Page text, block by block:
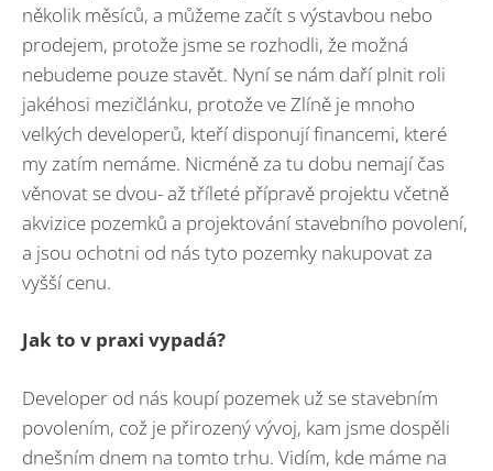
několik měsíců, a můžeme začít s výstavbou nebo
prodejem, protože jsme se rozhodli, že možná
nebudeme pouze stavět. Nyní se nám daří plnit roli
jakéhosi mezičlánku, protože ve Zlíně je mnoho
velkých developerů, kteří disponují financemi, které
my zatím nemáme. Nicméně za tu dobu nemají čas
věnovat se dvou- až tříleté přípravě projektu včetně
akvizice pozemků a projektování stavebního povolení,
a jsou ochotni od nás tyto pozemky nakupovat za
vyšší cenu.
Jak to v praxi vypadá?
Developer od nás koupí pozemek už se stavebním
povolením, což je přirozený vývoj, kam jsme dospěli
dnešním dnem na tomto trhu. Vidím, kde máme na